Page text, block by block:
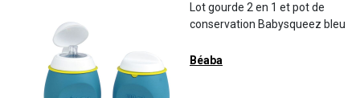
Lot gourde 2 en 1 et pot de
conservation Babysqueez bleu
Béaba